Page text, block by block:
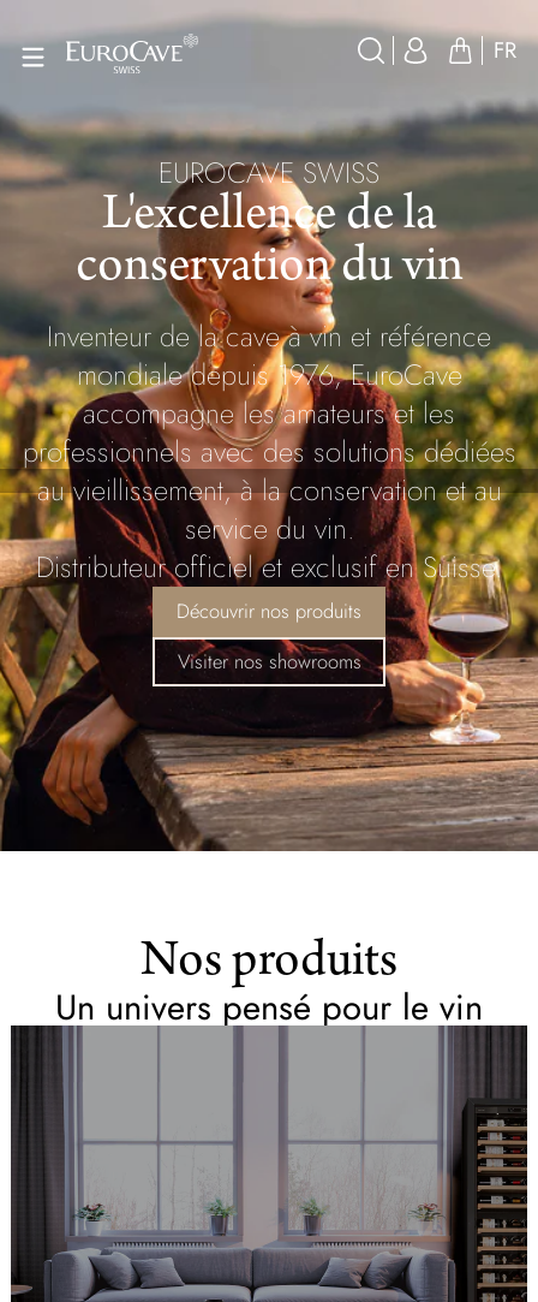
FR
EUROCAVE SWISS
L'excellence de la
conservation du vin
Inventeur de la cave à vin et référence
mondiale depuis 1976, EuroCave
accompagne les amateurs et les
professionnels avec des solutions dédiées
au vieillissement, à la conservation et au
service du vin.
Distributeur officiel et exclusif en Suisse.
Découvrir nos produits
Visiter nos showrooms
Nos produits
Un univers pensé pour le vin